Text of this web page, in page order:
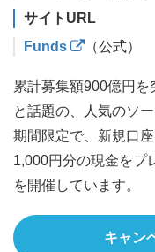
サイトURL
Funds
（公式）
累計募集額900億円を
と話題の、人気のソ
期間限定で、新規口
1,000円分の現金をプ
を開催しています。
キャン